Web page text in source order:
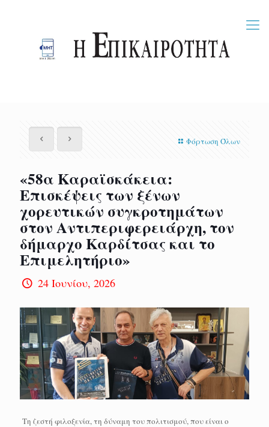
Φόρτωση Όλων
«58α Καραϊσκάκεια:
Επισκέψεις των ξένων
χορευτικών συγκροτημάτων
στον Αντιπεριφερειάρχη, τον
δήμαρχο Καρδίτσας και το
Επιμελητήριο»
24 Ιουνίου, 2026
Τη ζεστή φιλοξενία, τη δύναμη του πολιτισμού, που είναι ο